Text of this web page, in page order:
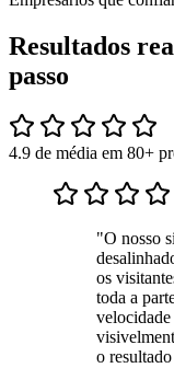
Resultados
passo
4.9 de média em 80+
"O nosso
os
toda a
o